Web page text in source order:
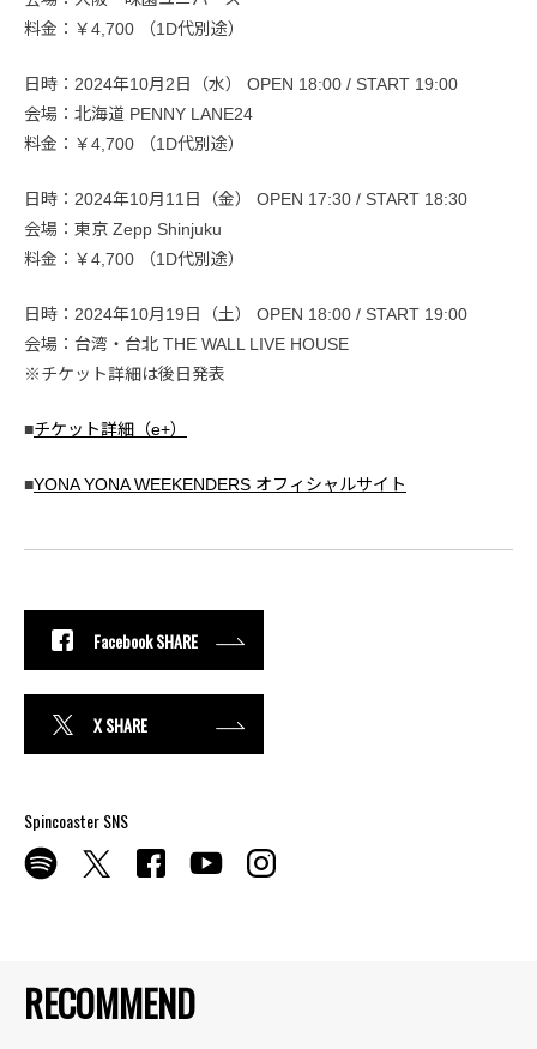
RECOMMEND
料金：￥4,700 （1D代別途）
日時：2024年10月2日（水） OPEN 18:00 / START 19:00
会場：北海道 PENNY LANE24
料金：￥4,700 （1D代別途）
日時：2024年10月11日（金） OPEN 17:30 / START 18:30
会場：東京 Zepp Shinjuku
料金：￥4,700 （1D代別途）
日時：2024年10月19日（土） OPEN 18:00 / START 19:00
会場：台湾・台北 THE WALL LIVE HOUSE
※チケット詳細は後日発表
■チケット詳細（e+）
■YONA YONA WEEKENDERS オフィシャルサイト
Facebook SHARE
X SHARE
Spincoaster SNS